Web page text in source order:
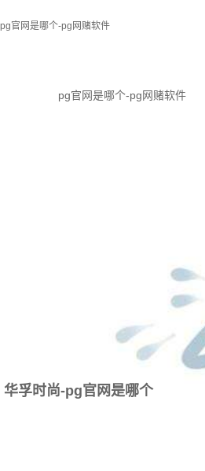
pg官网是哪个-pg网赌软件
pg官网是哪个-pg网赌软件
华孚时尚-pg官网是哪个